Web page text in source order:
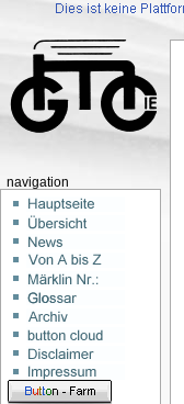
navigation